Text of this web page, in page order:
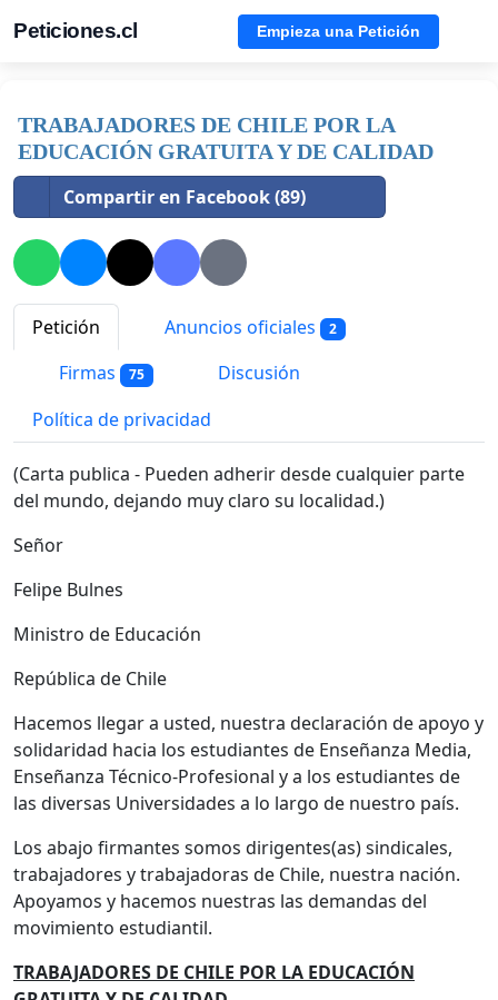
Peticiones.cl Empieza una Petición
TRABAJADORES DE CHILE POR LA
EDUCACIÓN GRATUITA Y DE CALIDAD
Compartir en Facebook (89)
Petición Anuncios oficiales 2
Firmas 75
Discusión
Política de privacidad
(Carta publica - Pueden adherir desde cualquier parte
del mundo, dejando muy claro su localidad.)
Señor
Felipe Bulnes
Ministro de Educación
República de Chile
Hacemos llegar a usted, nuestra declaración de apoyo y
solidaridad hacia los estudiantes de Enseñanza Media,
Enseñanza Técnico-Profesional y a los estudiantes de
las diversas Universidades a lo largo de nuestro país.
Los abajo firmantes somos dirigentes(as) sindicales,
trabajadores y trabajadoras de Chile, nuestra nación.
Apoyamos y hacemos nuestras las demandas del
movimiento estudiantil.
TRABAJADORES DE CHILE POR LA EDUCACIÓN